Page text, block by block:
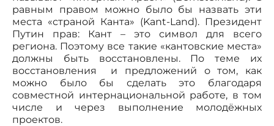
равным правом можно было бы назвать эти
места «страной Канта» (Kant-Land). Президент
Путин прав: Кант – это символ для всего
региона. Поэтому все такие «кантовские места»
должны быть восстановлены. По теме их
восстановления и предложений о том, как
можно было бы сделать это благодаря
совместной интернациональной работе, в том
числе и через выполнение молодёжных
проектов.